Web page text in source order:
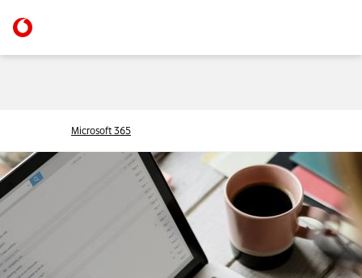
Microsoft 365